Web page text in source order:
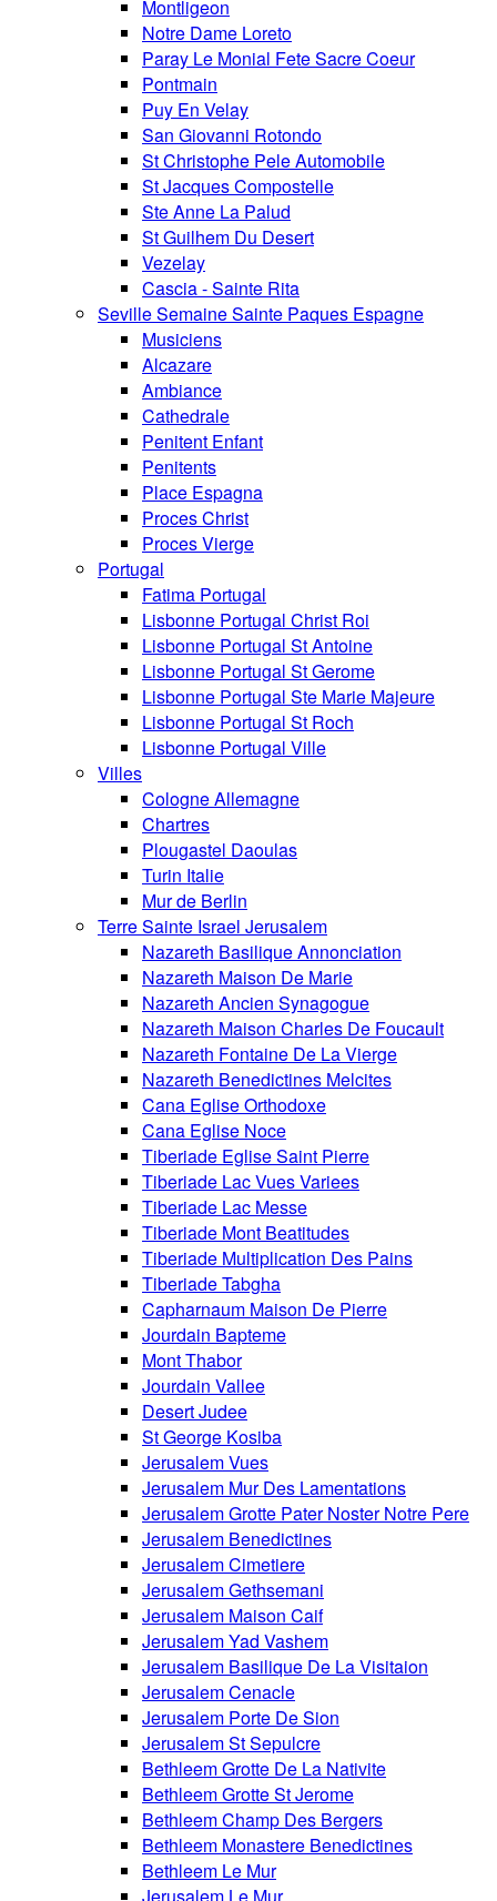
Montligeon
Notre Dame Loreto
Paray Le Monial Fete Sacre Coeur
Pontmain
Puy En Velay
San Giovanni Rotondo
St Christophe Pele Automobile
St Jacques Compostelle
Ste Anne La Palud
St Guilhem Du Desert
Vezelay
Cascia - Sainte Rita
Seville Semaine Sainte Paques Espagne
Musiciens
Alcazare
Ambiance
Cathedrale
Penitent Enfant
Penitents
Place Espagna
Proces Christ
Proces Vierge
Portugal
Fatima Portugal
Lisbonne Portugal Christ Roi
Lisbonne Portugal St Antoine
Lisbonne Portugal St Gerome
Lisbonne Portugal Ste Marie Majeure
Lisbonne Portugal St Roch
Lisbonne Portugal Ville
Villes
Cologne Allemagne
Chartres
Plougastel Daoulas
Turin Italie
Mur de Berlin
Terre Sainte Israel Jerusalem
Nazareth Basilique Annonciation
Nazareth Maison De Marie
Nazareth Ancien Synagogue
Nazareth Maison Charles De Foucault
Nazareth Fontaine De La Vierge
Nazareth Benedictines Melcites
Cana Eglise Orthodoxe
Cana Eglise Noce
Tiberiade Eglise Saint Pierre
Tiberiade Lac Vues Variees
Tiberiade Lac Messe
Tiberiade Mont Beatitudes
Tiberiade Multiplication Des Pains
Tiberiade Tabgha
Capharnaum Maison De Pierre
Jourdain Bapteme
Mont Thabor
Jourdain Vallee
Desert Judee
St George Kosiba
Jerusalem Vues
Jerusalem Mur Des Lamentations
Jerusalem Grotte Pater Noster Notre Pere
Jerusalem Benedictines
Jerusalem Cimetiere
Jerusalem Gethsemani
Jerusalem Maison Caif
Jerusalem Yad Vashem
Jerusalem Basilique De La Visitaion
Jerusalem Cenacle
Jerusalem Porte De Sion
Jerusalem St Sepulcre
Bethleem Grotte De La Nativite
Bethleem Grotte St Jerome
Bethleem Champ Des Bergers
Bethleem Monastere Benedictines
Bethleem Le Mur